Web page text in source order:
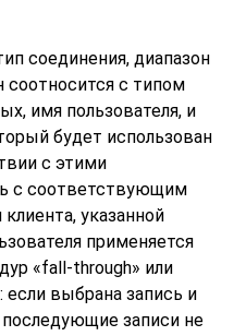
соединения, диапазон
соотносится с типом
имя пользователя, и
будет использован
с этими
с соответствующим
указанной
применяется
«fall-through» или
если выбрана запись и
записи не